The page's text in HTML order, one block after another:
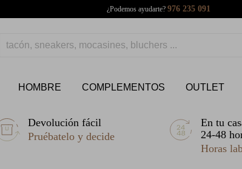
¿Podemos ayudarte? 976 235 091
HOMBRE COMPLEMENTOS OUTLET
Devolución fácil
Pruébatelo y decide
En tu
24-48
Horas